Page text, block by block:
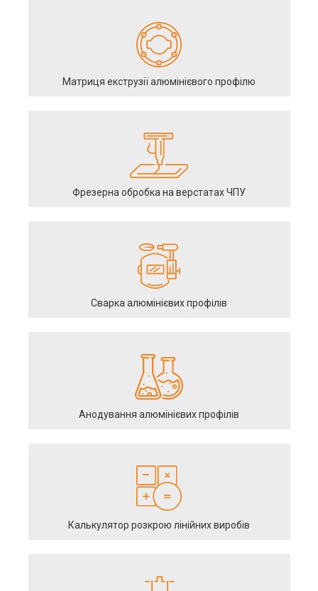
Матриця екструзії алюмінієвого профілю
Фрезерна обробка на верстатах ЧПУ
Сварка алюмінієвих профілів
Анодування алюмінієвих профілів
Калькулятор розкрою лінійних виробів